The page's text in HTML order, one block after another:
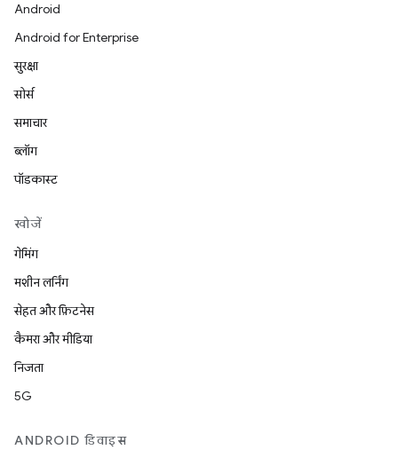
Android
Android for Enterprise
सुरक्षा
सोर्स
समाचार
ब्लॉग
पॉडकास्ट
खोजें
गेमिंग
मशीन लर्निंग
सेहत और फ़िटनेस
कैमरा और मीडिया
निजता
5G
ANDROID डिवाइस